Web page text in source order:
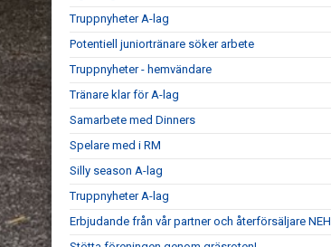
Truppnyheter A-lag
Potentiell juniortränare söker arbete
Truppnyheter - hemvändare
Tränare klar för A-lag
Samarbete med Dinners
Spelare med i RM
Silly season A-lag
Truppnyheter A-lag
Erbjudande från vår partner och återförsäljare NEH